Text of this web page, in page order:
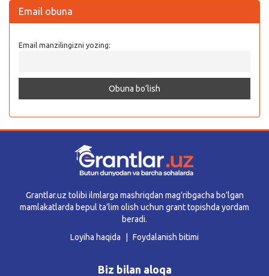
Email obuna
Email manzilingizni yozing:
Grantlar.uz tolibi ilmlarga mashriqdan mag’ribgacha bo’lgan
mamlakatlarda bepul ta’lim olish uchun grant topishda yordam
beradi.
Loyiha haqida
Foydalanish bitimi
Biz bilan aloqa